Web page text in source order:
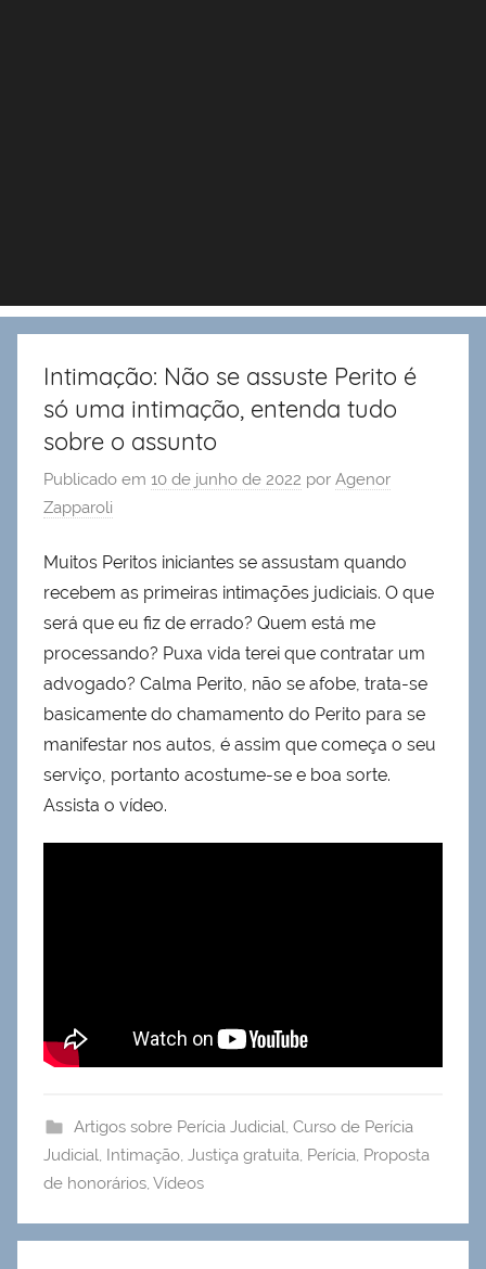
Intimação: Não se assuste Perito é
só uma intimação, entenda tudo
sobre o assunto
Publicado em 10 de junho de 2022 por Agenor
Zapparoli
Muitos Peritos iniciantes se assustam quando
recebem as primeiras intimações judiciais. O que
será que eu fiz de errado? Quem está me
processando? Puxa vida terei que contratar um
advogado? Calma Perito, não se afobe, trata-se
basicamente do chamamento do Perito para se
manifestar nos autos, é assim que começa o seu
serviço, portanto acostume-se e boa sorte.
Assista o vídeo.
Artigos sobre Perícia Judicial, Curso de Perícia
Judicial, Intimação, Justiça gratuita, Perícia, Proposta
de honorários, Vídeos